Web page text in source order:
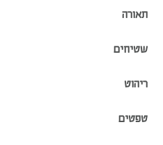
תאורה
שטיחים
ריהוט
טפטים